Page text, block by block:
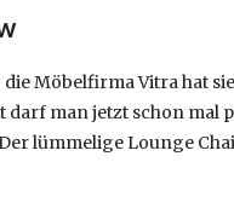
Möbelfirma Vitra hat
darf man jetzt schon
lümmelige Lounge